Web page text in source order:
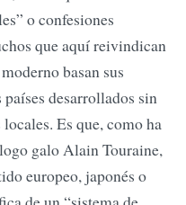
o confesiones
que aquí reivindican
basan sus
desarrollados sin
Es que, como ha
galo Alain Touraine,
europeo, japonés o